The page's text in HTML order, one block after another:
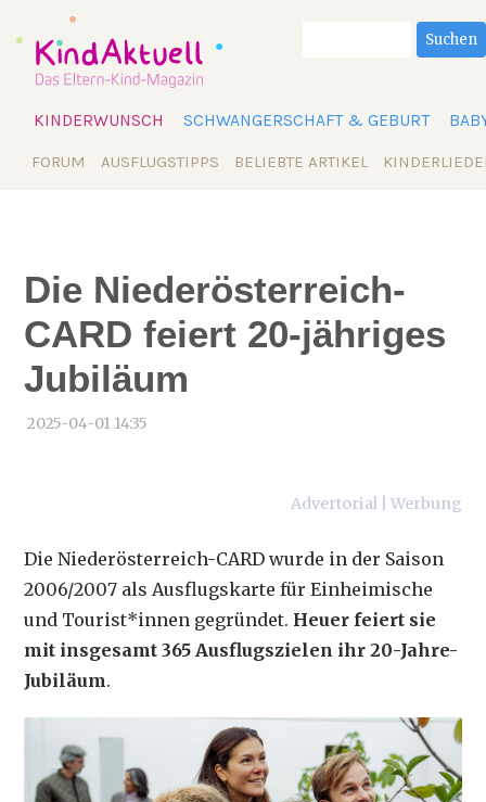
überspringen
KINDERWUNSCH SCHWANGERSCHAFT & GEBURT
Navigation
FORUM AUSFLUGSTIPPS BELIEBTE ARTIKEL
Suchen
Die Niederösterreich-
CARD feiert 20-jähriges
Jubiläum
2025-04-01 14:35
Advertorial | Werbung
Die Niederösterreich-CARD wurde in der Saison
2006/2007 als Ausflugskarte für Einheimische
und Tourist*innen gegründet. Heuer feiert sie
mit insgesamt 365 Ausflugszielen ihr 20-Jahre-
Jubiläum.